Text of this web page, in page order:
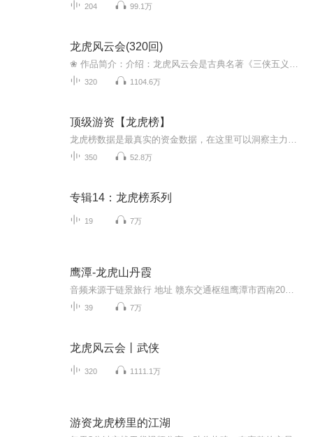
204 99.1万
龙虎风云会(320回)
320 1104.6万
顶级游资【龙虎榜】
350 52.8万
专辑14：龙虎榜系列
19 7万
鹰潭-龙虎山丹霞
39 7万
龙虎风云会丨武侠
320 1111.1万
游资龙虎榜里的江湖